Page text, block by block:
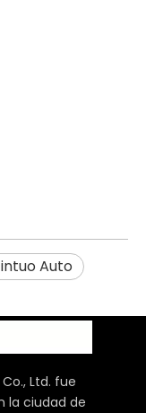
Auto
Ltd. fue
la ciudad de